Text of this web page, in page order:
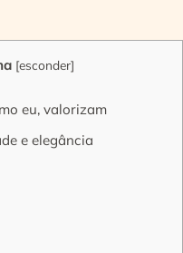
[esconder]
eu, valorizam
e elegância